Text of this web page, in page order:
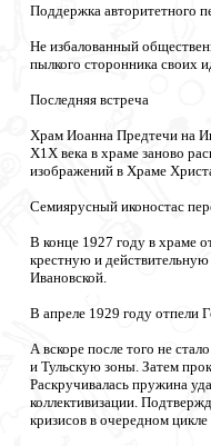
Поддержка авторитетного
Не избалованный
пылкого сторонника своих
Последняя встреча
Храм Иоанна Предтечи на
Х1Х века в храме заново
изображений в Храме
Семиярусный иконостас
В конце 1927 году в храме
крестную и
Ивановской.
В апреле 1929 году отпели
А вскоре после того не
и Тульскую зоны. Затем
Раскручивалась пружина
коллективизации.
кризисов в очередном